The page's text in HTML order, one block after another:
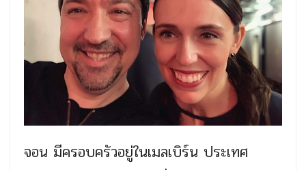
จอน มีครอบครัวอยู่ในเมลเบิร์น ประเทศ